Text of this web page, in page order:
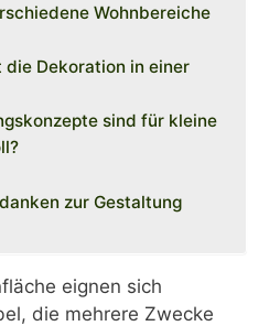
Wohnbereiche
die Dekoration in einer
sind für kleine
zur Gestaltung
eignen sich
die mehrere Zwecke